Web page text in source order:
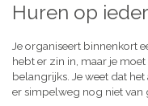
Huren op
Je organiseert binnenkort
hebt er zin in, maar je
belangrijks. Je weet dat
er simpelweg nog niet van